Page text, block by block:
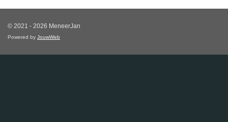
© 2021 - 2026 MeneerJan
Powered by JouwWeb